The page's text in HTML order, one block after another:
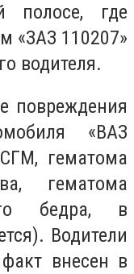
полосе, где
«ЗАЗ 110207»
водителя.
повреждения
«ВАЗ
гематома
гематома
бедра, в
Водители
внесен в